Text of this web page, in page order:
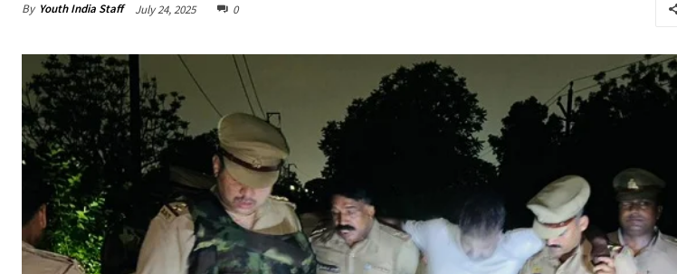
By Youth India Staff July 24, 2025 0